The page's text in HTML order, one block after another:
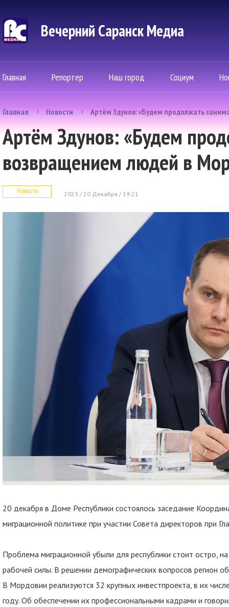
Вечерний Саранск Mедиа
Главная Репортер Наш город Социум
Главная Новости Артём Здунов: «Будем продолжать
Артём Здунов: «Будем
возвращением людей в
Новости 2023 / 20 Декабря / 19:21
20 декабря в Доме Республики состоялось заседание
миграционной политике при участии Совета директоров при
Проблема миграционной убыли для республики стоит остро,
рабочей силы. В решении демографических вопросов регион
В Мордовии реализуются 32 крупных инвестпроекта, в их
году. Об обеспечении их профессиональными кадрами и